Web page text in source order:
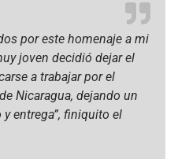
por este homenaje a mi
joven decidió dejar el
a trabajar por el
Nicaragua, dejando un
entrega”, finiquito el